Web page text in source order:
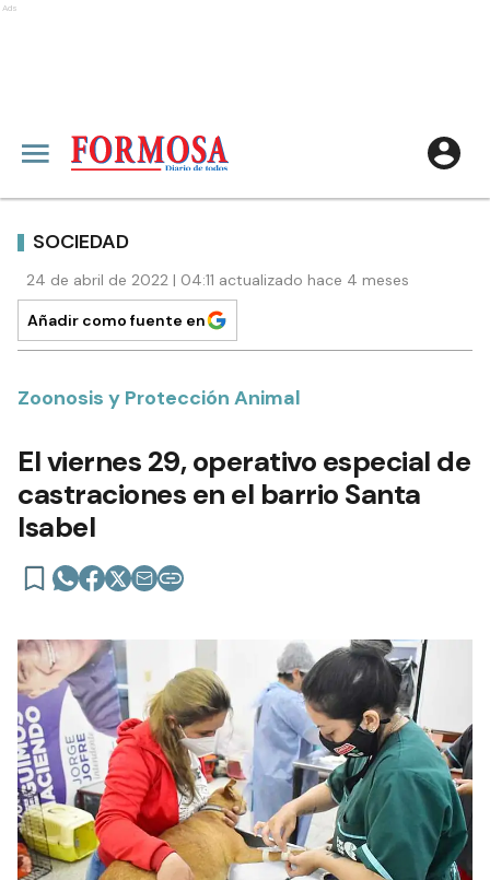
Ads
SOCIEDAD
24 de abril de 2022 | 04:11 actualizado hace 4 meses
Añadir como fuente en
Zoonosis y Protección Animal
El viernes 29, operativo especial de
castraciones en el barrio Santa
Isabel